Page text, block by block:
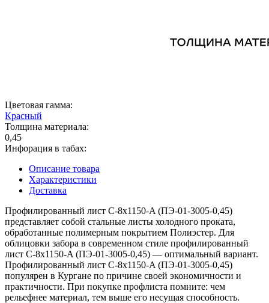
Цветовая гамма:
Красный
Толщина материала:
0,45
Инфорация в табах:
Описание товара
Характеристики
Доставка
Профилированный лист С-8x1150-A (ПЭ-01-3005-0,45)
представляет собой стальные листы холодного проката,
обработанные полимерным покрытием Полиэстер. Для
облицовки забора в современном стиле профилированный
лист С-8x1150-A (ПЭ-01-3005-0,45) — оптимальный вариант.
Профилированный лист С-8x1150-A (ПЭ-01-3005-0,45)
популярен в Кургане по причине своей экономичности и
практичности. При покупке профлиста помните: чем
рельефнее материал, тем выше его несущая способность.